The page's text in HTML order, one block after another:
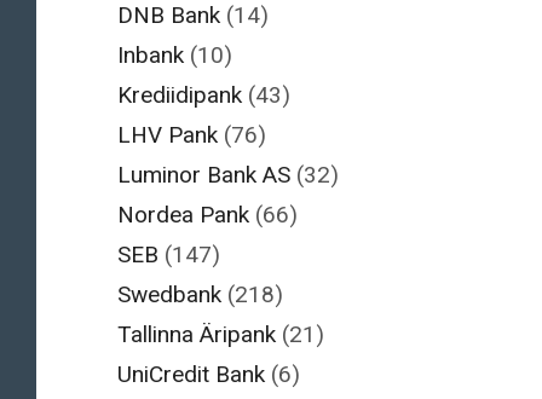
DNB Bank (14)
Inbank (10)
Krediidipank (43)
LHV Pank (76)
Luminor Bank AS (32)
Nordea Pank (66)
SEB (147)
Swedbank (218)
Tallinna Äripank (21)
UniCredit Bank (6)